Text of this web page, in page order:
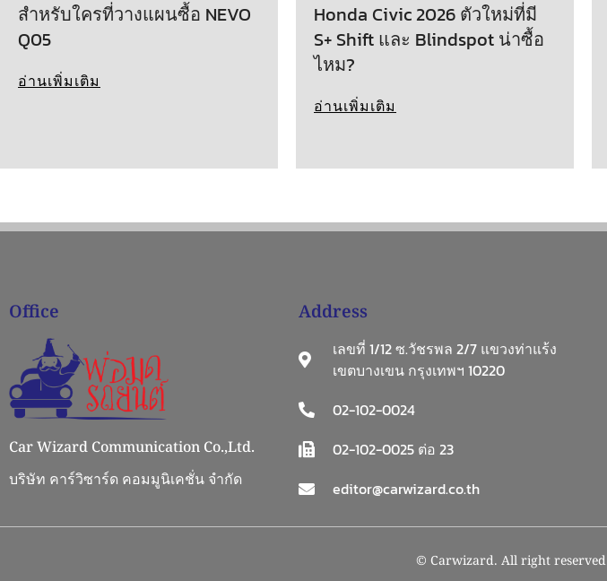
สำหรับใครที่วางแผนซื้อ NEVO
Q05
อ่านเพิ่มเติม
Honda Civic 2026 ตัวใหม่ที่มี
S+ Shift และ Blindspot น่าซื้อ
ไหม?
อ่านเพิ่มเติม
Office
Car Wizard Communication Co.,Ltd.
บริษัท คาร์วิซาร์ด คอมมูนิเคชั่น จำกัด
Address
เลขที่ 1/12 ซ.วัชรพล 2/7 แขวงท่าแร้ง
เขตบางเขน กรุงเทพฯ 10220
02-102-0024
02-102-0025 ต่อ 23
editor@carwizard.co.th
© Carwizard. All right reserved